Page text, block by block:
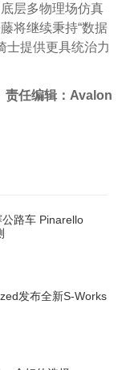
层多物理场仿真
将继续秉持“数据
士提供更具统治力
责任编辑：Avalon
路车 Pinarello
发布全新S-Works